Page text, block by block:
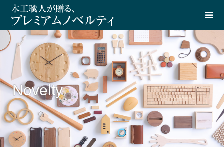
Novelty